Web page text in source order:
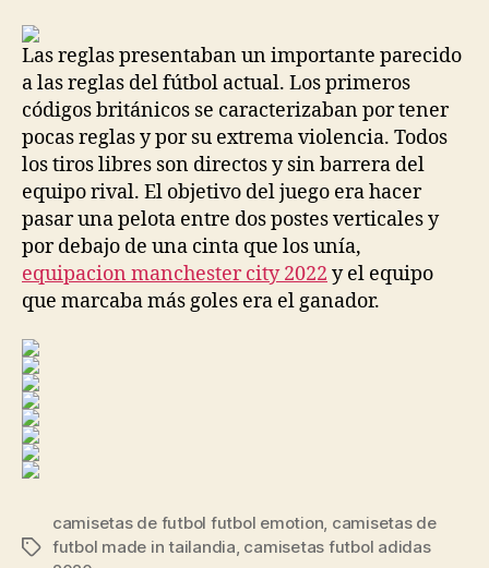
Las reglas presentaban un importante parecido
a las reglas del fútbol actual. Los primeros
códigos británicos se caracterizaban por tener
pocas reglas y por su extrema violencia. Todos
los tiros libres son directos y sin barrera del
equipo rival. El objetivo del juego era hacer
pasar una pelota entre dos postes verticales y
por debajo de una cinta que los unía,
equipacion manchester city 2022 y el equipo
que marcaba más goles era el ganador.
Etiquetas
camisetas de futbol futbol emotion, camisetas de
futbol made in tailandia, camisetas futbol adidas